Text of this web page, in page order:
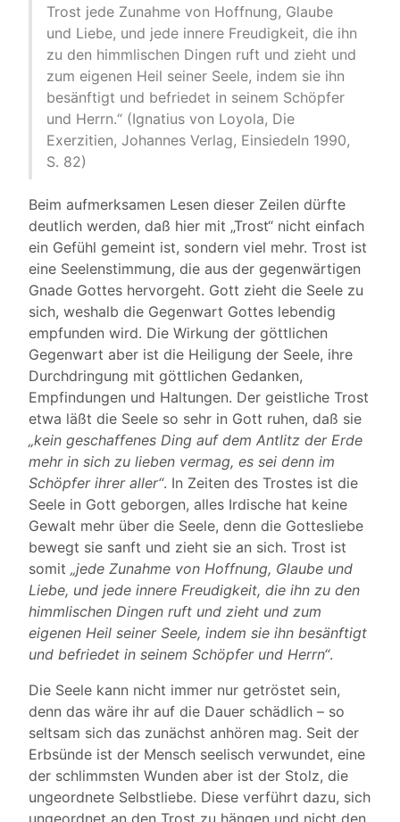
Trost jede Zunahme von Hoffnung, Glaube
und Liebe, und jede innere Freudigkeit, die ihn
zu den himmlischen Dingen ruft und zieht und
zum eigenen Heil seiner Seele, indem sie ihn
besänftigt und befriedet in seinem Schöpfer
und Herrn.“ (Ignatius von Loyola, Die
Exerzitien, Johannes Verlag, Einsiedeln 1990,
S. 82)
Beim aufmerksamen Lesen dieser Zeilen dürfte
deutlich werden, daß hier mit „Trost“ nicht einfach
ein Gefühl gemeint ist, sondern viel mehr. Trost ist
eine Seelenstimmung, die aus der gegenwärtigen
Gnade Gottes hervorgeht. Gott zieht die Seele zu
sich, weshalb die Gegenwart Gottes lebendig
empfunden wird. Die Wirkung der göttlichen
Gegenwart aber ist die Heiligung der Seele, ihre
Durchdringung mit göttlichen Gedanken,
Empfindungen und Haltungen. Der geistliche Trost
etwa läßt die Seele so sehr in Gott ruhen, daß sie
„kein geschaffenes Ding auf dem Antlitz der Erde
mehr in sich zu lieben vermag, es sei denn im
Schöpfer ihrer aller“. In Zeiten des Trostes ist die
Seele in Gott geborgen, alles Irdische hat keine
Gewalt mehr über die Seele, denn die Gottesliebe
bewegt sie sanft und zieht sie an sich. Trost ist
somit „jede Zunahme von Hoffnung, Glaube und
Liebe, und jede innere Freudigkeit, die ihn zu den
himmlischen Dingen ruft und zieht und zum
eigenen Heil seiner Seele, indem sie ihn besänftigt
und befriedet in seinem Schöpfer und Herrn“.
Die Seele kann nicht immer nur getröstet sein,
denn das wäre ihr auf die Dauer schädlich – so
seltsam sich das zunächst anhören mag. Seit der
Erbsünde ist der Mensch seelisch verwundet, eine
der schlimmsten Wunden aber ist der Stolz, die
ungeordnete Selbstliebe. Diese verführt dazu, sich
ungeordnet an den Trost zu hängen und nicht den